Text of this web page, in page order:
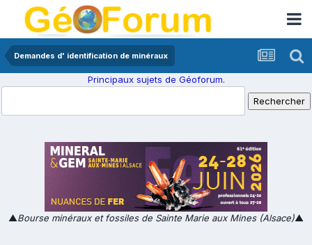
Demandes d' identification de minéraux
Principaux sujets de Géoforum.
▲Bourse minéraux et fossiles de Sainte Marie aux Mines (Alsace)▲